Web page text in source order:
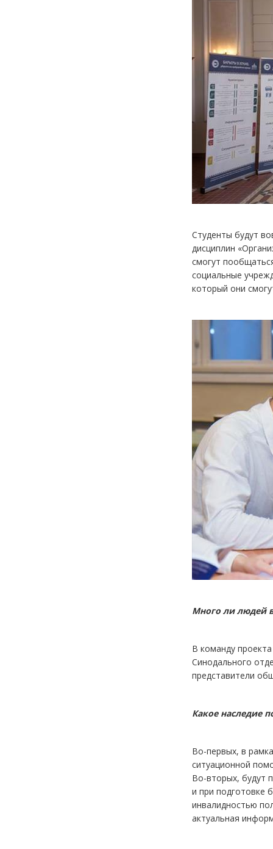
Студенты будут
дисциплин
смогут
социальные
который они
Много ли людей
В команду
Синодального
представители
Какое наследие
Во-первых, в
ситуационной
Во-вторых, будут
и при подготовке
инвалидностью
актуальная